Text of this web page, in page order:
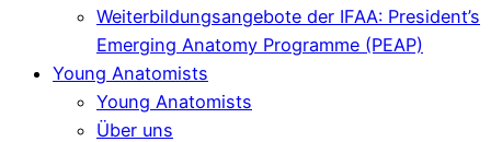
Weiterbildungsangebote der IFAA: President’s
Emerging Anatomy Programme (PEAP)
Young Anatomists
Young Anatomists
Über uns